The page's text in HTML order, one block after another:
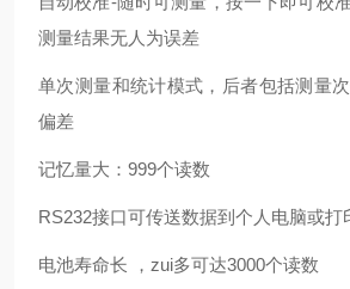
测量结果无人为误差
单次测量和统计模式，后者包括测量
偏差
记忆量大：999个读数
RS232接口可传送数据到个人电脑或打
电池寿命长 ，zui多可达3000个读数